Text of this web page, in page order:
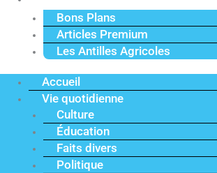
Bons Plans
Articles Premium
Les Antilles Agricoles
Accueil
Vie quotidienne
Culture
Éducation
Faits divers
Politique